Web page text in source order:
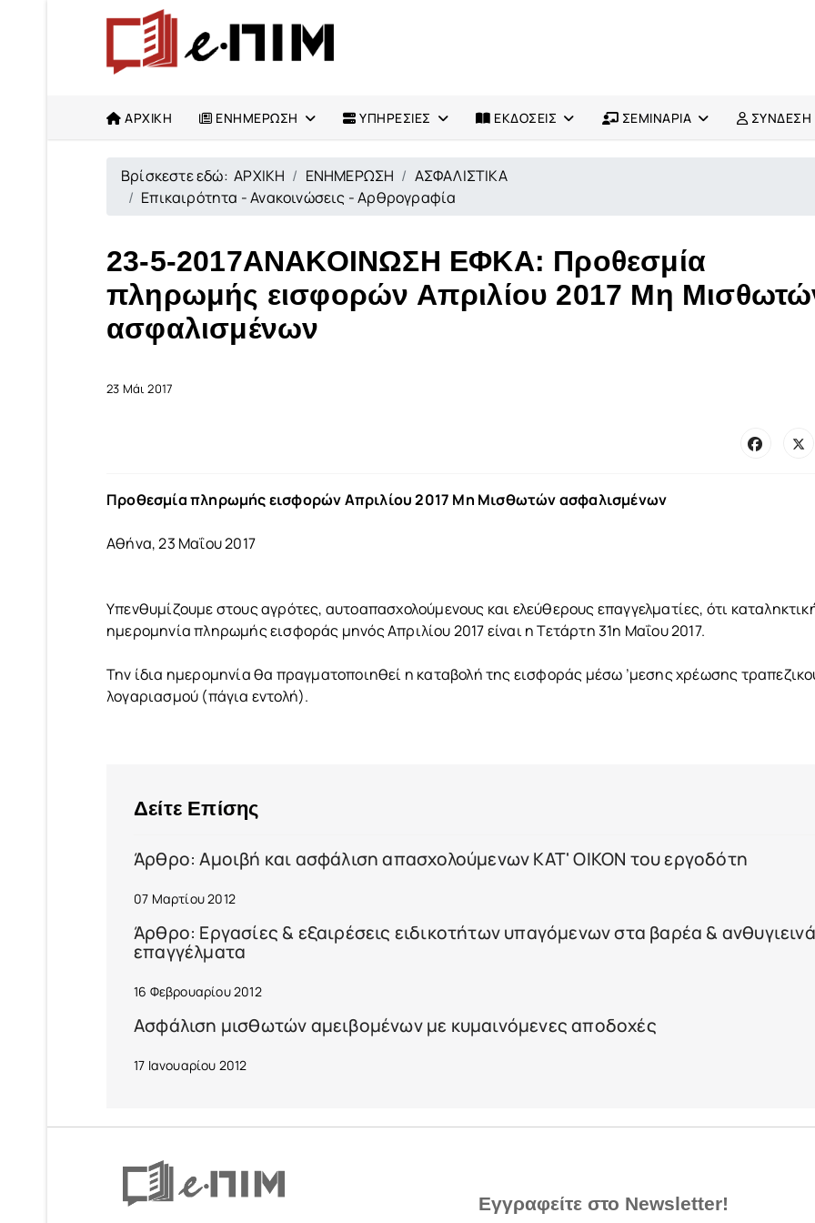
ΑΡΧΙΚΗ ΕΝΗΜΕΡΩΣΗ ΥΠΗΡΕΣΙΕΣ ΕΚΔΟΣΕΙΣ ΣΕΜΙΝΑΡΙΑ ΣΥΝΔΕΣΗ
Βρίσκεστε εδώ:ΑΡΧΙΚΗ ΕΝΗΜΕΡΩΣΗ
ΑΣΦΑΛΙΣΤΙΚΑ
Επικαιρότητα - Ανακοινώσεις - Αρθρογραφία
23-5-2017ΑΝΑΚΟΙΝΩΣΗ ΕΦΚΑ: Προθεσμία
πληρωμής εισφορών Απριλίου 2017 Μη
ασφαλισμένων
23 Μάι 2017
Προθεσμία πληρωμής εισφορών Απριλίου 2017 Μη Μισθωτών ασφαλισμένων
Αθήνα, 23 Μαΐου 2017
Υπενθυμίζουμε στους αγρότες, αυτοαπασχολούμενους και ελεύθερους επαγγελματίες, ότι
ημερομηνία πληρωμής εισφοράς μηνός Απριλίου 2017 είναι η Τετάρτη 31η Μαΐου 2017.
Την ίδια ημερομηνία θα πραγματοποιηθεί η καταβολή της εισφοράς μέσω ’μεσης χρέωσης
λογαριασμού (πάγια εντολή).
Δείτε Επίσης
Άρθρο: Αμοιβή και ασφάλιση απασχολούμενων ΚΑΤ' ΟΙΚΟΝ του εργοδότη
07 Μαρτίου 2012
Άρθρο: Εργασίες & εξαιρέσεις ειδικοτήτων υπαγόμενων στα βαρέα & ανθυγιεινά
επαγγέλματα
16 Φεβρουαρίου 2012
Ασφάλιση μισθωτών αμειβομένων με κυμαινόμενες αποδοχές
17 Ιανουαρίου 2012
Εγγραφείτε στο Newsletter!